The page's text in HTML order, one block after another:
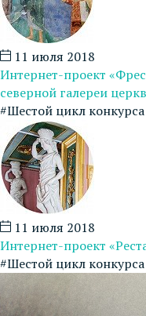
11 июля 2018
Интернет-проект
северной галереи
#Шестой цикл
11 июля 2018
Интернет-проект
#Шестой цикл